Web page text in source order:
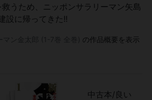
うため、ニッポンサラリーマン矢島
設に帰ってきた!!
の作品概要を表示
中古本/良い